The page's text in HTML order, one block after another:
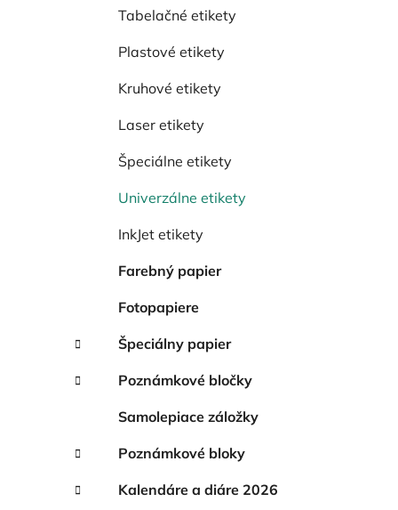
Tabelačné etikety
Plastové etikety
Kruhové etikety
Laser etikety
Špeciálne etikety
Univerzálne etikety
InkJet etikety
Farebný papier
Fotopapiere
Špeciálny papier
Poznámkové bločky
Samolepiace záložky
Poznámkové bloky
Kalendáre a diáre 2026